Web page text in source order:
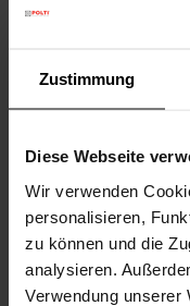
Zustimmung
Diese Webseite
Wir verwenden
personalisieren,
zu können und die
analysieren.
Verwendung unserer
SPEZIFIKATIONEN
WEITERE